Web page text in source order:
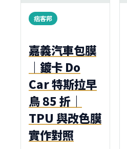
痞客邦
嘉義汽車包膜
｜鍍卡 Do
Car 特斯拉早
鳥 85 折｜
TPU 與改色膜
實作對照